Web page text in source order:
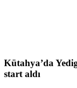
Kütahya’da
start aldı